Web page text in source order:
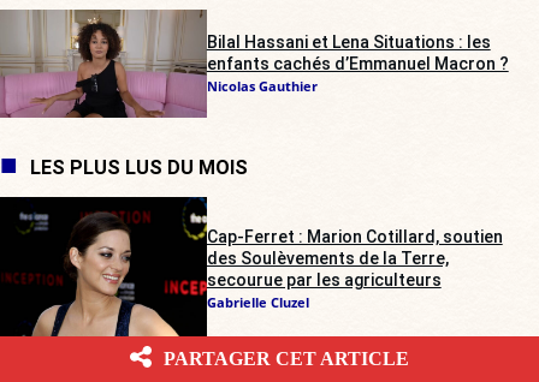
Bilal Hassani et Lena Situations : les
enfants cachés d’Emmanuel Macron ?
Nicolas Gauthier
LES PLUS LUS DU MOIS
Cap-Ferret : Marion Cotillard, soutien
des Soulèvements de la Terre,
secourue par les agriculteurs
Gabrielle Cluzel
PARTAGER CET ARTICLE